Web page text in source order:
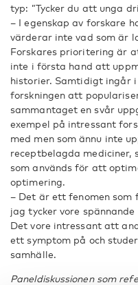
typ: ”Tycker du att unga
– I egenskap av forskare
värderar inte vad som är
Forskares prioritering är
inte i första hand att
historier. Samtidigt ingår
forskningen att
sammantaget en svår
exempel på intressant
med men som ännu inte
receptbelagda mediciner,
som används för att
optimering.
– Det är ett fenomen som
jag tycker vore
Det vore intressant att
ett symptom på och
samhälle.
Paneldiskussionen som